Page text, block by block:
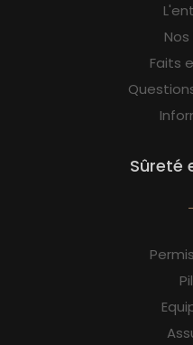
Faits
Sûreté